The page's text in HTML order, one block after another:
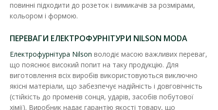
повинні підходити до розеток і вимикачів за розмірами,
кольором і формою.
ПЕРЕВАГИ ЕЛЕКТРОФУРНІТУРИ NILSON MODA
Електрофурнітура Nilson володіє масою важливих переваг,
що пояснює високий попит на таку продукцію. Для
виготовлення всіх виробів використовуються виключно
якісні матеріали, що забезпечує надійність і довговічність
(стійкість до променів сонця, ударів, засобів побутової
хімії). Виробник надає гарантію якості товару, що